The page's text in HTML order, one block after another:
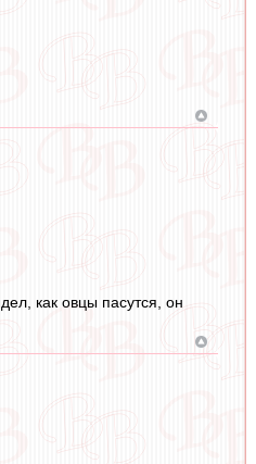
как овцы пасутся, он